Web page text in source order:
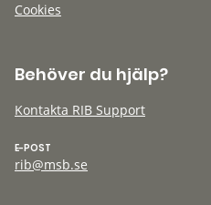
Cookies
Behöver du hjälp?
Kontakta RIB Support
E-POST
rib@msb.se